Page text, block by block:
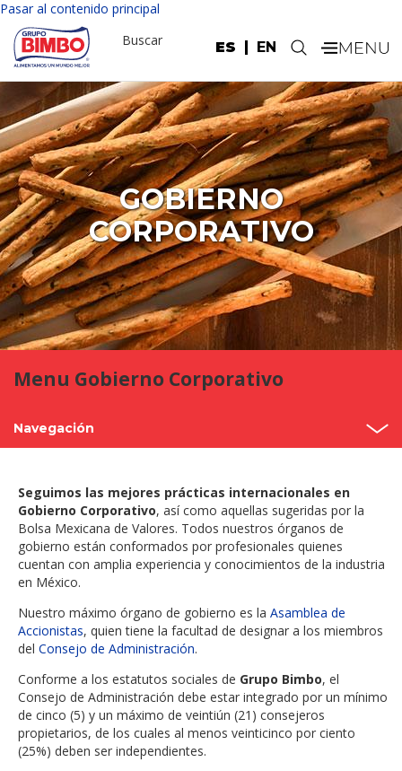
Pasar al contenido principal
ES EN
Buscar .
GOBIERNO
CORPORATIVO
Menu Gobierno Corporativo
Navegación
Estructura
Consejo de administración
Comités
Código de Gobierno Corporativo
Contacto
Seguimos las mejores prácticas internacionales en
Gobierno Corporativo, así como aquellas sugeridas por la
Bolsa Mexicana de Valores. Todos nuestros órganos de
gobierno están conformados por profesionales quienes
cuentan con amplia experiencia y conocimientos de la industria
en México.
Nuestro máximo órgano de gobierno es la Asamblea de
Accionistas, quien tiene la facultad de designar a los miembros
del Consejo de Administración.
Conforme a los estatutos sociales de Grupo Bimbo, el
Consejo de Administración debe estar integrado por un mínimo
de cinco (5) y un máximo de veintiún (21) consejeros
propietarios, de los cuales al menos veinticinco por ciento
(25%) deben ser independientes.